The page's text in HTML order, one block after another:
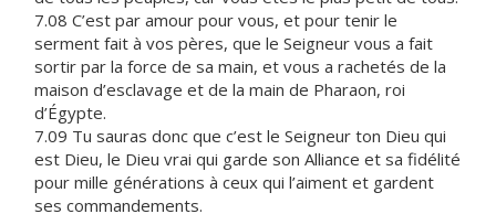
7.08 C’est par amour pour vous, et pour tenir le
serment fait à vos pères, que le Seigneur vous a fait
sortir par la force de sa main, et vous a rachetés de la
maison d’esclavage et de la main de Pharaon, roi
d’Égypte.
7.09 Tu sauras donc que c’est le Seigneur ton Dieu qui
est Dieu, le Dieu vrai qui garde son Alliance et sa fidélité
pour mille générations à ceux qui l’aiment et gardent
ses commandements.